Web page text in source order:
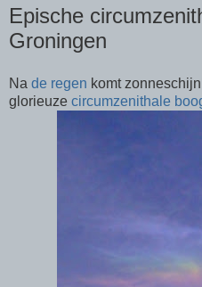
Epische
Groningen
Na de regen komt
glorieuze circumzenithale